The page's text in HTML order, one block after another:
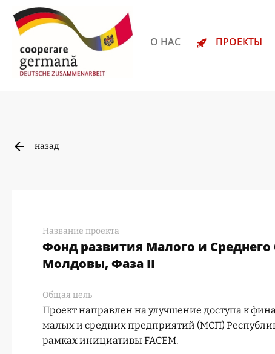
О НАС ПРОЕКТЫ
назад
Название проекта
Фонд развития Mалого и Cреднего
Молдовы, Фаза II
Общая цель
Проект направлен на улучшение доступа к
малых и средних предприятий (МСП)
рамках инициативы FACEM.